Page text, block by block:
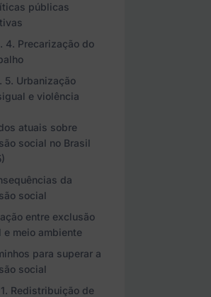
públicas
4. Precarização do
5. Urbanização
e violência
atuais sobre
social no Brasil
da
social
entre exclusão
e meio ambiente
para superar a
social
1. Redistribuição de